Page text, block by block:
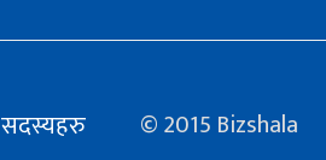
सदस्यहरु © 2015 Bizshala